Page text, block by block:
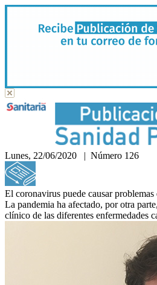
Lunes, 22/06/2020 | Número 126
El coronavirus puede causar problemas
La pandemia ha afectado, por otra
clínico de las diferentes enfermedades